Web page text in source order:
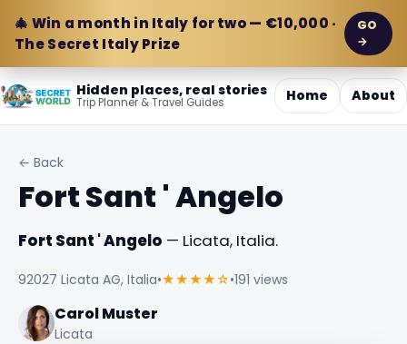
🎄 Win a month in Italy for two — €10,000 ·
The Secret Italy Prize
GO
→
Hidden places, real stories
Trip Planner & Travel Guides Home About
← Back
Fort Sant ' Angelo
Fort Sant ' Angelo — Licata, Italia.
92027 Licata AG, Italia•★★★★☆•191 views
Carol Muster
Licata